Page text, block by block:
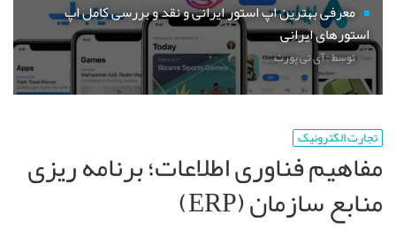
معرفی بهترین اپ استور ایرانی و نقد و بررسی کامل اپ
استورهای ایرانی
توسط : آی تی پورت
تجارت الکترونیک
مفاهیم فناوری اطلاعات؛ برنامه‌ ریزی
منابع سازمان (ERP)